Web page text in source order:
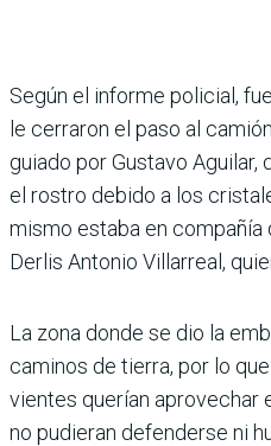
Según el informe policial,
le cerraron el paso al
guiado por Gustavo Agui­lar,
el rostro debido a los
mismo estaba en compañía
Derlis Antonio Villarreal,
La zona donde se dio la
caminos de tierra, por lo
vientes querían aprovechar
no pudieran defenderse ni